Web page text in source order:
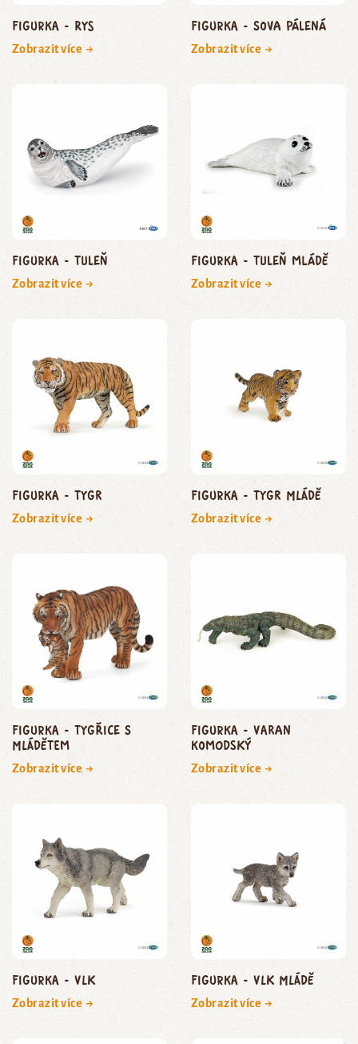
Figurka - rys
Zobrazit více →
Figurka - sova pálená
Zobrazit více →
Figurka - tuleň
Zobrazit více →
Figurka - tuleň mládě
Zobrazit více →
Figurka - tygr
Zobrazit více →
Figurka - tygr mládě
Zobrazit více →
Figurka - tygřice s
mládětem
Zobrazit více →
Figurka - varan
komodský
Zobrazit více →
Figurka - vlk
Zobrazit více →
Figurka - vlk mládě
Zobrazit více →